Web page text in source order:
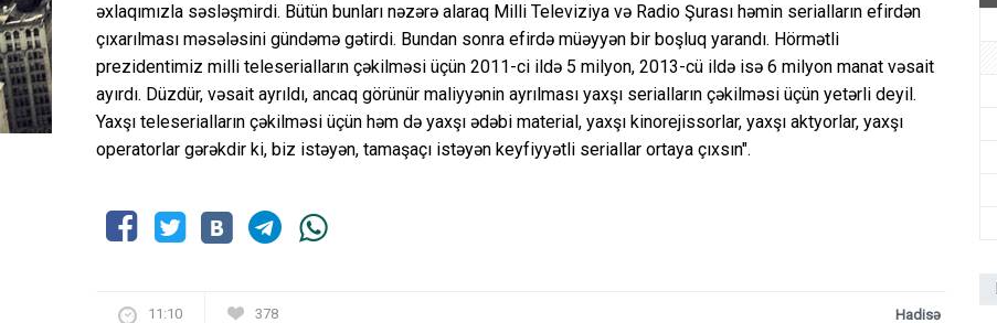
əxlaqımızla səsləşmirdi. Bütün bunları nəzərə alaraq Milli Televiziya və Radio Şurası həmin serialların efirdən
çıxarılması məsələsini gündəmə gətirdi. Bundan sonra efirdə müəyyən bir boşluq yarandı. Hörmətli
prezidentimiz milli teleserialların çəkilməsi üçün 2011-ci ildə 5 milyon, 2013-cü ildə isə 6 milyon manat vəsait
ayırdı. Düzdür, vəsait ayrıldı, ancaq görünür maliyyənin ayrılması yaxşı serialların çəkilməsi üçün yetərli deyil.
Yaxşı teleserialların çəkilməsi üçün həm də yaxşı ədəbi material, yaxşı kinorejissorlar, yaxşı aktyorlar, yaxşı
operatorlar gərəkdir ki, biz istəyən, tamaşaçı istəyən keyfiyyətli seriallar ortaya çıxsın".
11:10 378 Hadisə